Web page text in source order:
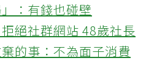
：有錢也碰壁
絕社群網站 48歲社長
的事：不為面子消費